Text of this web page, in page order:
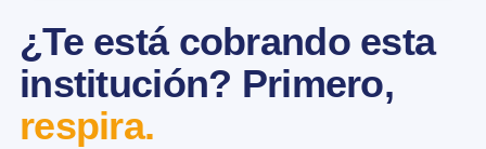
¿Te está cobrando esta
institución? Primero,
respira.